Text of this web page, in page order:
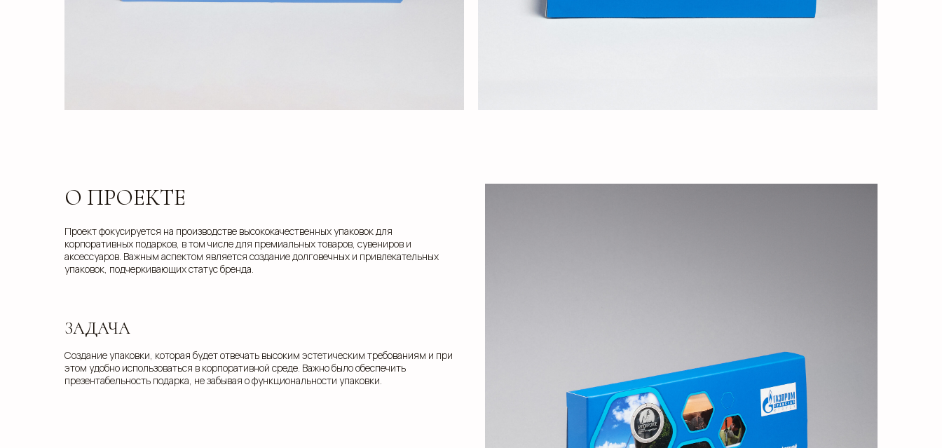
О ПРОЕКТЕ
Проект фокусируется на производстве высококачественных упаковок для
корпоративных подарков, в том числе для премиальных товаров, сувениров и
аксессуаров. Важным аспектом является создание долговечных и привлекательных
упаковок, подчеркивающих статус бренда.
ЗАДАЧА
Создание упаковки, которая будет отвечать высоким эстетическим требованиям и при
этом удобно использоваться в корпоративной среде. Важно было обеспечить
презентабельность подарка, не забывая о функциональности упаковки.